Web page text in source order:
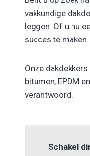
vakkundige
leggen. Of u nu
succes te maken.
Onze
bitumen, EPDM
verantwoord.
Schakel